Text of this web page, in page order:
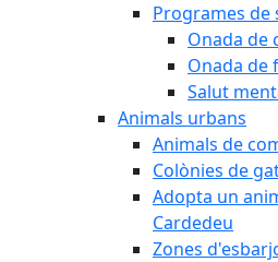
Programes de
Onada de
Onada de
Salut
Animals urbans
Animals de
Colònies de
Adopta un
Cardedeu
Zones